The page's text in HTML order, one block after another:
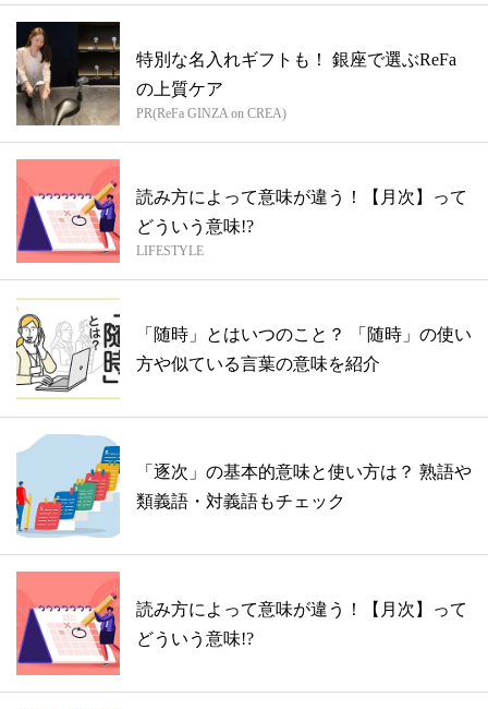
特別な名入れギフトも！ 銀座で選ぶReFa
の上質ケア
PR(ReFa GINZA on CREA)
読み方によって意味が違う！【月次】って
どういう意味!?
LIFESTYLE
「随時」とはいつのこと？ 「随時」の使い
方や似ている言葉の意味を紹介
「逐次」の基本的意味と使い方は？ 熟語や
類義語・対義語もチェック
読み方によって意味が違う！【月次】って
どういう意味!?